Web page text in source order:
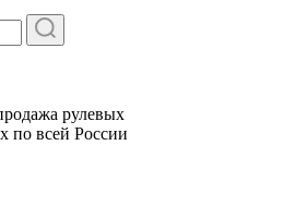
рулевых
по всей России